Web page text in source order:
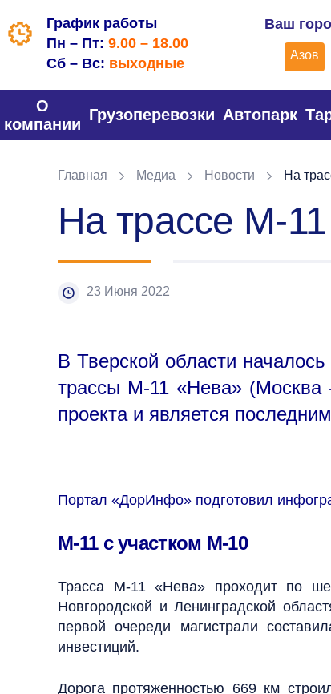
График работы
Пн – Пт: 9.00 – 18.00
Сб – Вс: выходные
Ваш
Азов
О
компании
Грузоперевозки Автопарк
Главная Медиа Новости На
На трассе М-
23 Июня 2022
В Тверской области началось
трассы М-11 «Нева» (Москва
проекта и является
Портал «ДорИнфо» подготовил
М-11 с участком М-10
Трасса М-11 «Нева» проходит по
Новгородской и Ленинградской
первой очереди магистрали
инвестиций.
Дорога протяженностью 669 км